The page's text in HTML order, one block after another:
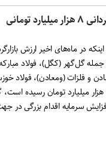
نقش پررنگ گل‌گهر در بازارگردانی ۸ هزار میلیارد تومانی
در ماه‌های اخیر ارزش
گل‌گهر (کگل)، فولاد مبارکه
و فلزات (ومعادن)، فولاد
(فخوز) و صنایع مس (فملی) به ۸ هزار میلیارد تومان
افزایش سرمایه اقدام بزرگی در